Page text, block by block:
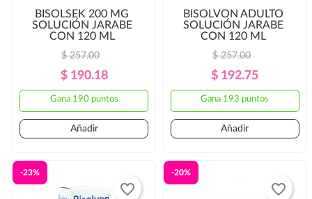
BISOLSEK 200 MG
SOLUCIÓN JARABE
CON 120 ML
Precio
Regular
$ 257.00
Precio
$ 190.18
Gana 190 puntos
Añadir
BISOLVON ADULTO
SOLUCIÓN JARABE
CON 120 ML
Precio
Regular
$ 257.00
Precio
$ 192.75
Gana 193 puntos
Añadir
-23%
favorite_border
-20%
favorite_border